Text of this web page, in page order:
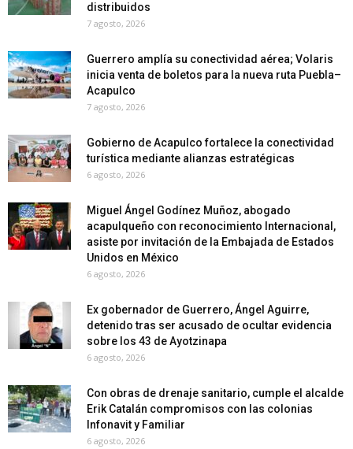
distribuidos
7 agosto, 2026
Guerrero amplía su conectividad aérea; Volaris
inicia venta de boletos para la nueva ruta Puebla–
Acapulco
7 agosto, 2026
Gobierno de Acapulco fortalece la conectividad
turística mediante alianzas estratégicas
6 agosto, 2026
Miguel Ángel Godínez Muñoz, abogado
acapulqueño con reconocimiento Internacional,
asiste por invitación de la Embajada de Estados
Unidos en México
6 agosto, 2026
Ex gobernador de Guerrero, Ángel Aguirre,
detenido tras ser acusado de ocultar evidencia
sobre los 43 de Ayotzinapa
6 agosto, 2026
Con obras de drenaje sanitario, cumple el alcalde
Erik Catalán compromisos con las colonias
Infonavit y Familiar
6 agosto, 2026